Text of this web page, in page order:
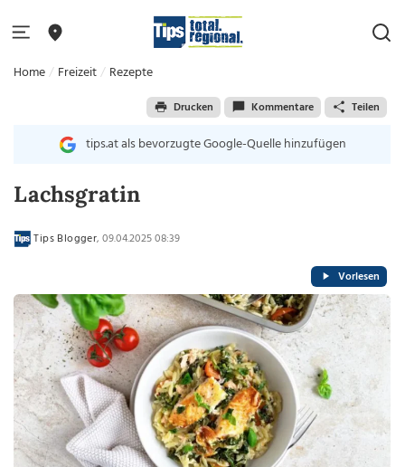
Home Freizeit Rezepte
Drucken Kommentare Teilen
tips.at als bevorzugte Google-Quelle hinzufügen
Lachsgratin
Tips Blogger, 09.04.2025 08:39
Vorlesen